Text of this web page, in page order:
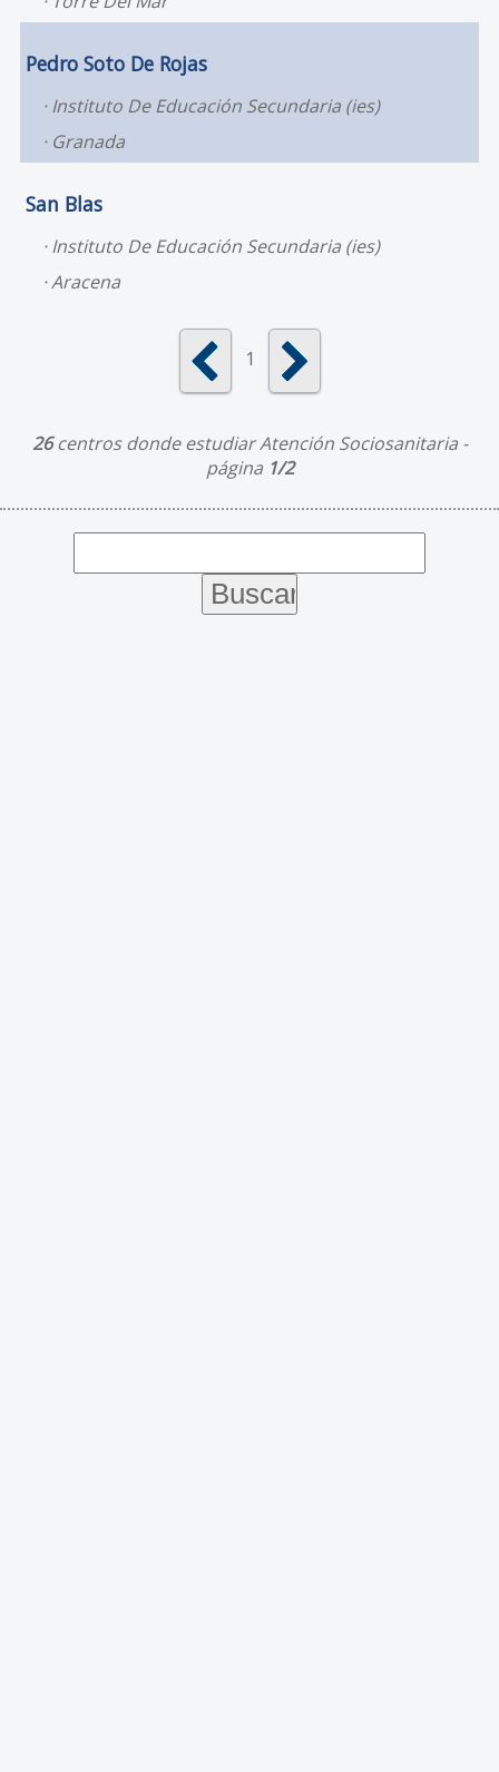
Pedro Soto De Rojas
Instituto De Educación Secundaria (ies)
Granada
San Blas
Instituto De Educación Secundaria (ies)
Aracena
1
26centros donde estudiar Atención Sociosanitaria -
página 1/2